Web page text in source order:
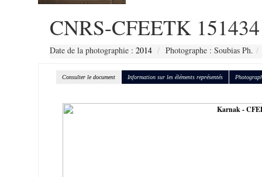
CNRS-CFEETK 151434
Date de la photographie : 2014 Photographe : Soubias Ph.
Consulter le document Information sur les éléments représentés